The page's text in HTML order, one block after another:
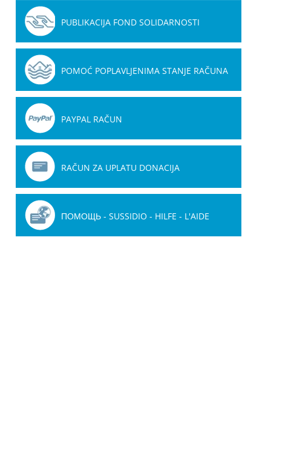
PUBLIKACIJA FOND SOLIDARNOSTI
POMOĆ POPLAVLJENIMA STANJE RAČUNA
PAYPAL RAČUN
RAČUN ZA UPLATU DONACIJA
ПОМОЩЬ - SUSSIDIO - HILFE - L'AIDE